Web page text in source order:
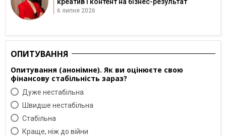
6 липня 2026
ОПИТУВАННЯ
Опитування (анонімне). Як ви оцінюєте свою
фінансову стабільність зараз?
Дуже нестабільна
Швидше нестабільна
Cтабільна
Краще, ніж до війни